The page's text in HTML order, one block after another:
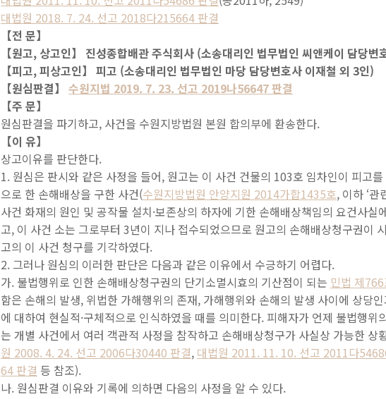
대법원 2018. 7. 24. 선고 2018다215664 판결
【전 문】
【원고, 상고인】 진성종합배관 주식회사 (소송대리인 법무법인 씨앤케이 담당변
【피고, 피상고인】 피고 (소송대리인 법무법인 마당 담당변호사 이재철 외 3인)
【원심판결】 수원지법 2019. 7. 23. 선고 2019나56647 판결
【주 문】
원심판결을 파기하고, 사건을 수원지방법원 본원 합의부에 환송한다.
【이 유】
상고이유를 판단한다.
1. 원심은 판시와 같은 사정을 들어, 원고는 이 사건 건물의 103호 임차인이 피고
으로 한 손해배상을 구한 사건(수원지방법원 안양지원 2014가합1435호, 이하 ‘
사건 화재의 원인 및 공작물 설치·보존상의 하자에 기한 손해배상책임의 요건사
고, 이 사건 소는 그로부터 3년이 지나 접수되었으므로 원고의 손해배상청구권이
고의 이 사건 청구를 기각하였다.
2. 그러나 원심의 이러한 판단은 다음과 같은 이유에서 수긍하기 어렵다.
가. 불법행위로 인한 손해배상청구권의 단기소멸시효의 기산점이 되는 민법 제
함은 손해의 발생, 위법한 가해행위의 존재, 가해행위와 손해의 발생 사이에 상당
에 대하여 현실적·구체적으로 인식하였을 때를 의미한다. 피해자가 언제 불법행위
는 개별 사건에서 여러 객관적 사정을 참작하고 손해배상청구가 사실상 가능한
원 2008. 4. 24. 선고 2006다30440 판결, 대법원 2011. 11. 10. 선고 2011다
64 판결 등 참조).
나. 원심판결 이유와 기록에 의하면 다음의 사정을 알 수 있다.